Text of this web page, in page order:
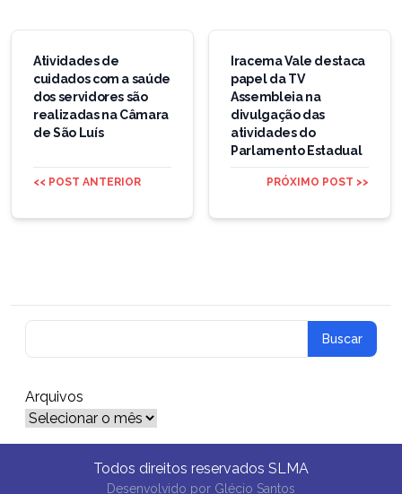
Navegação
Post
Atividades de
cuidados com a saúde
dos servidores são
realizadas na Câmara
de São Luís
<< POST ANTERIOR
Iracema Vale destaca
papel da TV
Assembleia na
divulgação das
atividades do
Parlamento Estadual
PRÓXIMO POST >>
Arquivos
Arquivos
Todos direitos reservados SLMA
Desenvolvido por Glécio Santos